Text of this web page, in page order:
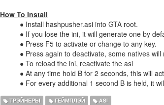
How To Install
⠀⠀⠀⠀● Install hashpusher.asi into GTA root.
⠀⠀⠀⠀● If you lose the ini, it will generate one by
⠀⠀⠀⠀● Press F5 to activate or change to any key.
⠀⠀⠀⠀● Press again to deactivate, some natives will
⠀⠀⠀⠀● To reload the ini, reactivate the asi
⠀⠀⠀⠀● At any time hold B for 2 seconds, this will
⠀⠀⠀⠀● For every additional 1 second B is held, it
ТРЭЙНЕРЫ ГЕЙМПЛЭЙ ASI